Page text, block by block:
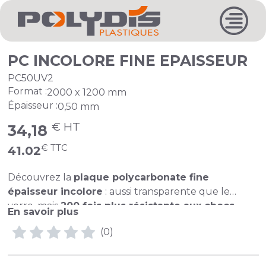
PC INCOLORE FINE EPAISSEUR
PC50UV2
Format :2000 x 1200 mm
Épaisseur :0,50 mm
34,18 € HT
41.02€ TTC
Découvrez la plaque polycarbonate fine
épaisseur incolore : aussi transparente que le
verre, mais 200 fois plus résistante aux chocs
Idéale pour vos
comme extérieurs, elle offre une
En savoir plus
(0)